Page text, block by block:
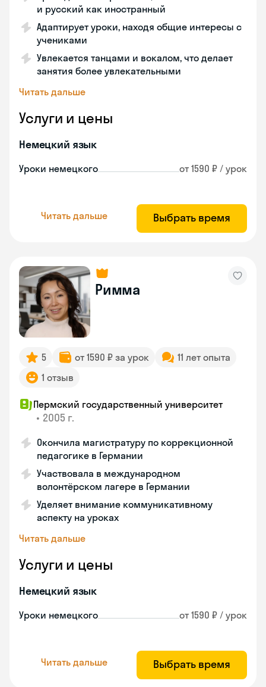
и русский как иностранный
Адаптирует уроки, находя общие интересы с
учениками
Увлекается танцами и вокалом, что делает
занятия более увлекательными
Читать дальше
Услуги и цены
Немецкий язык
Уроки немецкого от 1590 ₽ / урок
Читать дальше Выбрать время
Римма
5 от 1590 ₽ за урок
11 лет опыта
1 отзыв
Пермский государственный университет
• 2005 г.
Окончила магистратуру по коррекционной
педагогике в Германии
Участвовала в международном
волонтёрском лагере в Германии
Уделяет внимание коммуникативному
аспекту на уроках
Читать дальше
Услуги и цены
Немецкий язык
Уроки немецкого от 1590 ₽ / урок
Читать дальше Выбрать время